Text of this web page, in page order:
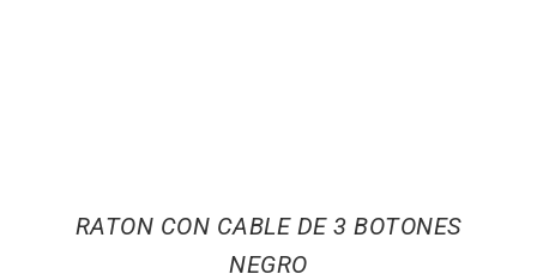
RATON CON CABLE DE 3 BOTONES
NEGRO